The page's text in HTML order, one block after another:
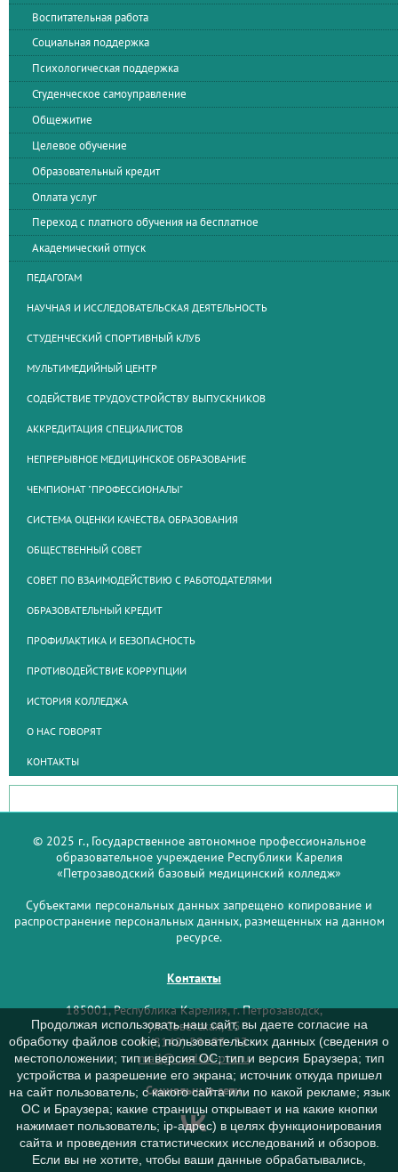
Воспитательная работа
Социальная поддержка
Психологическая поддержка
Студенческое самоуправление
Общежитие
Целевое обучение
Образовательный кредит
Оплата услуг
Переход с платного обучения на бесплатное
Академический отпуск
ПЕДАГОГАМ
НАУЧНАЯ И ИССЛЕДОВАТЕЛЬСКАЯ ДЕЯТЕЛЬНОСТЬ
СТУДЕНЧЕСКИЙ СПОРТИВНЫЙ КЛУБ
МУЛЬТИМЕДИЙНЫЙ ЦЕНТР
СОДЕЙСТВИЕ ТРУДОУСТРОЙСТВУ ВЫПУСКНИКОВ
АККРЕДИТАЦИЯ СПЕЦИАЛИСТОВ
НЕПРЕРЫВНОЕ МЕДИЦИНСКОЕ ОБРАЗОВАНИЕ
ЧЕМПИОНАТ "ПРОФЕССИОНАЛЫ"
СИСТЕМА ОЦЕНКИ КАЧЕСТВА ОБРАЗОВАНИЯ
ОБЩЕСТВЕННЫЙ СОВЕТ
СОВЕТ ПО ВЗАИМОДЕЙСТВИЮ С РАБОТОДАТЕЛЯМИ
ОБРАЗОВАТЕЛЬНЫЙ КРЕДИТ
ПРОФИЛАКТИКА И БЕЗОПАСНОСТЬ
ПРОТИВОДЕЙСТВИЕ КОРРУПЦИИ
ИСТОРИЯ КОЛЛЕДЖА
О НАС ГОВОРЯТ
КОНТАКТЫ
© 2025 г., Государственное автономное профессиональное
образовательное учреждение Республики Карелия
«Петрозаводский базовый медицинский колледж»
Субъектами персональных данных запрещено копирование и
распространение персональных данных, размещенных на данном
ресурсе.
Контакты
185001, Республика Карелия, г. Петрозаводск,
ул. Советская, 15
8 (8142) 59–93–33
mail@medcol-ptz.ru
Социальные сети
Продолжая использовать наш сайт, вы даете согласие на
обработку файлов cookie, пользовательских данных (сведения о
местоположении; тип и версия ОС; тип и версия Браузера; тип
устройства и разрешение его экрана; источник откуда пришел
на сайт пользователь; с какого сайта или по какой рекламе; язык
ОС и Браузера; какие страницы открывает и на какие кнопки
нажимает пользователь; ip-адрес) в целях функционирования
сайта и проведения статистических исследований и обзоров.
Если вы не хотите, чтобы ваши данные обрабатывались,